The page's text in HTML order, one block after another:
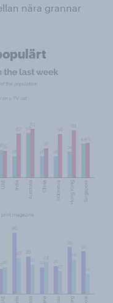
nära grannar